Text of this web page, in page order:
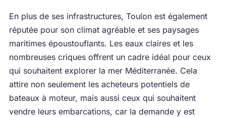
En plus de ses infrastructures, Toulon est également
réputée pour son climat agréable et ses paysages
maritimes époustouflants. Les eaux claires et les
nombreuses criques offrent un cadre idéal pour ceux
qui souhaitent explorer la mer Méditerranée. Cela
attire non seulement les acheteurs potentiels de
bateaux à moteur, mais aussi ceux qui souhaitent
vendre leurs embarcations, car la demande y est